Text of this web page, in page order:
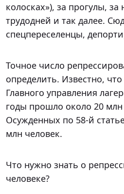
колосках»), за прогулы, за
трудодней и так далее.
спецпереселенцы,
Точное число
определить. Известно,
Главного управления
годы прошло около 20 млн
Осужденных по 58-й
млн человек.
Что нужно знать о
человеке?